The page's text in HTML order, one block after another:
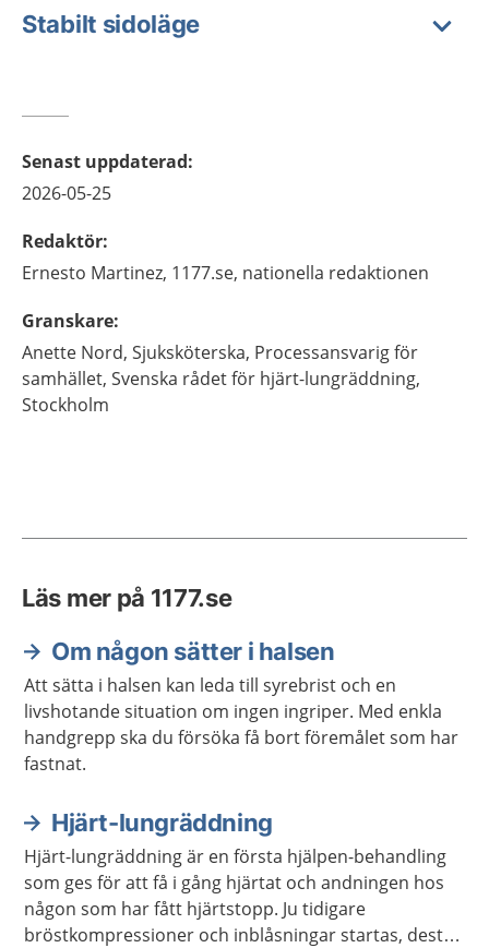
Stabilt sidoläge
Senast uppdaterad:
2026-05-25
Redaktör:
Ernesto Martinez, 1177.se, nationella redaktionen
Granskare:
Anette Nord, Sjuksköterska, Processansvarig för
samhället, Svenska rådet för hjärt-lungräddning,
Stockholm
Läs mer på 1177.se
Om någon sätter i halsen
Att sätta i halsen kan leda till syrebrist och en
livshotande situation om ingen ingriper. Med enkla
handgrepp ska du försöka få bort föremålet som har
fastnat.
Hjärt-lungräddning
Hjärt-lungräddning är en första hjälpen-behandling
som ges för att få i gång hjärtat och andningen hos
någon som har fått hjärtstopp. Ju tidigare
bröstkompressioner och inblåsningar startas, desto